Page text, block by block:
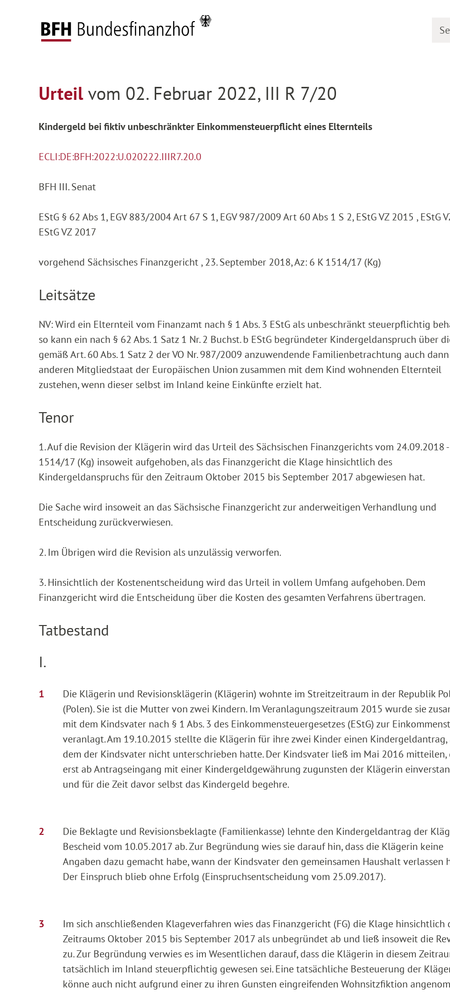
Federal Fiscal Court
Urteilvom 02. Februar 2022, III R 7/20
Kindergeld bei fiktiv unbeschränkter Einkommensteuerpflicht eines Elternteils
ECLI:DE:BFH:2022:U.020222.IIIR7.20.0
BFH III. Senat
EStG § 62 Abs 1, EGV 883/2004 Art 67 S 1, EGV 987/2009 Art 60 Abs 1 S 2, EStG VZ 2015 , EStG
EStG VZ 2017
vorgehend Sächsisches Finanzgericht , 23. September 2018, Az: 6 K 1514/17 (Kg)
Leitsätze
NV: Wird ein Elternteil vom Finanzamt nach § 1 Abs. 3 EStG als unbeschränkt steuerpflichtig
so kann ein nach § 62 Abs. 1 Satz 1 Nr. 2 Buchst. b EStG begründeter Kindergeldanspruch über
gemäß Art. 60 Abs. 1 Satz 2 der VO Nr. 987/2009 anzuwendende Familienbetrachtung auch
anderen Mitgliedstaat der Europäischen Union zusammen mit dem Kind wohnenden Elternteil
zustehen, wenn dieser selbst im Inland keine Einkünfte erzielt hat.
Tenor
1. Auf die Revision der Klägerin wird das Urteil des Sächsischen Finanzgerichts vom 24.09.2018
1514/17 (Kg) insoweit aufgehoben, als das Finanzgericht die Klage hinsichtlich des
Kindergeldanspruchs für den Zeitraum Oktober 2015 bis September 2017 abgewiesen hat.
Die Sache wird insoweit an das Sächsische Finanzgericht zur anderweitigen Verhandlung und
Entscheidung zurückverwiesen.
2. Im Übrigen wird die Revision als unzulässig verworfen.
3. Hinsichtlich der Kostenentscheidung wird das Urteil in vollem Umfang aufgehoben. Dem
Finanzgericht wird die Entscheidung über die Kosten des gesamten Verfahrens übertragen.
Tatbestand
I.
Die Klägerin und Revisionsklägerin (Klägerin) wohnte im Streitzeitraum in der Republik
(Polen). Sie ist die Mutter von zwei Kindern. Im Veranlagungszeitraum 2015 wurde sie
mit dem Kindsvater nach § 1 Abs. 3 des Einkommensteuergesetzes (EStG) zur
veranlagt. Am 19.10.2015 stellte die Klägerin für ihre zwei Kinder einen Kindergeldantrag,
dem der Kindsvater nicht unterschrieben hatte. Der Kindsvater ließ im Mai 2016 mitteilen,
erst ab Antragseingang mit einer Kindergeldgewährung zugunsten der Klägerin
und für die Zeit davor selbst das Kindergeld begehre.
Die Beklagte und Revisionsbeklagte (Familienkasse) lehnte den Kindergeldantrag der
Bescheid vom 10.05.2017 ab. Zur Begründung wies sie darauf hin, dass die Klägerin keine
Angaben dazu gemacht habe, wann der Kindsvater den gemeinsamen Haushalt verlassen
Der Einspruch blieb ohne Erfolg (Einspruchsentscheidung vom 25.09.2017).
Im sich anschließenden Klageverfahren wies das Finanzgericht (FG) die Klage hinsichtlich
Zeitraums Oktober 2015 bis September 2017 als unbegründet ab und ließ insoweit die
zu. Zur Begründung verwies es im Wesentlichen darauf, dass die Klägerin in diesem
tatsächlich im Inland steuerpflichtig gewesen sei. Eine tatsächliche Besteuerung der
könne auch nicht aufgrund einer zu ihren Gunsten eingreifenden Wohnsitzfiktion